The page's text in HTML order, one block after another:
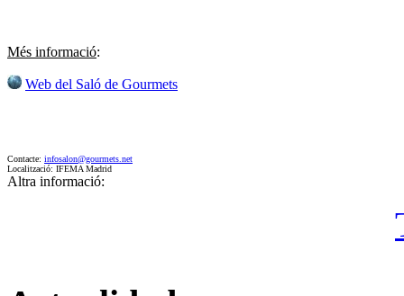
Més informació:
Web del Saló de Gourmets
Contacte: infosalon@gourmets.net
Localització: IFEMA Madrid
Altra informació: